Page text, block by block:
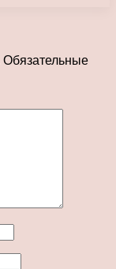
Обязательные